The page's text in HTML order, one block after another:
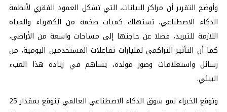
وأوضح التقرير أن مراكز البيانات، التي تشكل العمود الفقري لأنظمة
الذكاء الاصطناعي، تستهلك كميات ضخمة من الكهرباء والمياه
اللازمة للتبريد، فضلا عن حاجتها إلى مساحات واسعة من الأراضي،
كما أن التأثير التراكمي لمليارات تفاعلات المستخدمين اليومية، من
رسائل واستعلامات وصور مولدة، يساهم في زيادة هذا العبء
البيئي.
وتوقع الخبراء نمو سوق الذكاء الاصطناعي العالمي يُتوقع بمقدار 25